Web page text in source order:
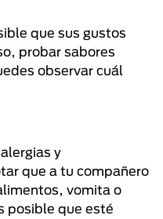
que sus gustos
probar sabores
observar cuál
y
que a tu compañero
vomita o
posible que esté